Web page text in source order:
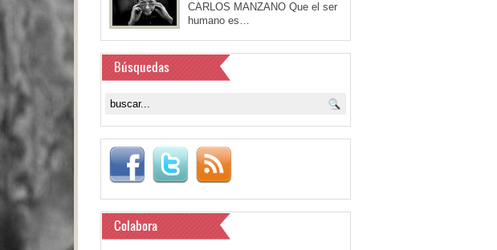
CARLOS MANZANO Que el ser
humano es…
Búsquedas
Colabora